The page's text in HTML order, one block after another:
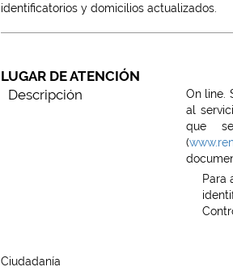
identificatorios y domicilios actualizados.
LUGAR DE ATENCIÓN
Descripción
On line.
al
que
(
Para
Ciudadanía